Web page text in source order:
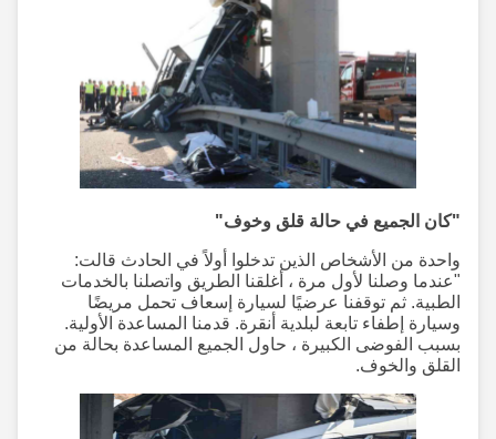
"كان الجميع في حالة قلق وخوف"
واحدة من الأشخاص الذين تدخلوا أولاً في الحادث قالت:
"عندما وصلنا لأول مرة ، أغلقنا الطريق واتصلنا بالخدمات
الطبية. ثم توقفنا عرضيًا لسيارة إسعاف تحمل مريضًا
وسيارة إطفاء تابعة لبلدية أنقرة. قدمنا المساعدة الأولية.
بسبب الفوضى الكبيرة ، حاول الجميع المساعدة بحالة من
القلق والخوف.